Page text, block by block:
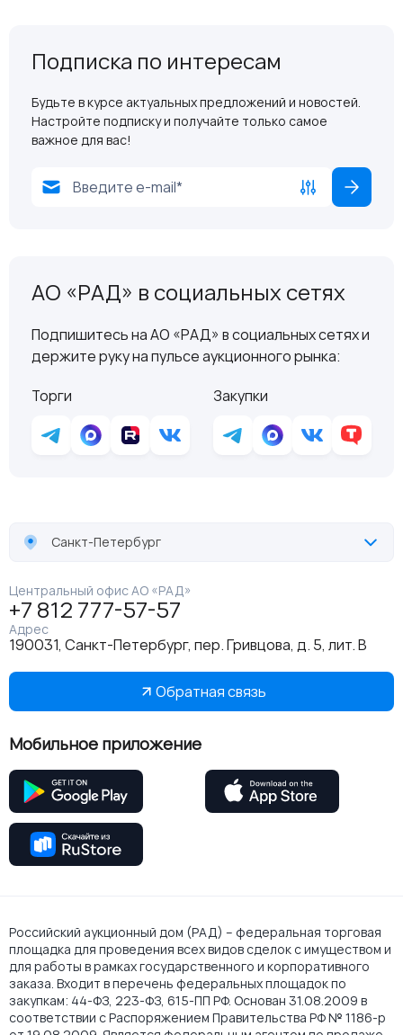
Подписка по интересам
Будьте в курсе актуальных предложений и новостей.
Настройте подписку и получайте только самое
важное для вас!
АО «РАД» в социальных сетях
Подпишитесь на АО «РАД» в социальных сетях и
держите руку на пульсе аукционного рынка:
Торги
Закупки
Санкт-Петербург
Центральный офис АО «РАД»
+7 812 777-57-57
Адрес
190031, Санкт-Петербург, пер. Гривцова, д. 5, лит. В
Обратная связь
Мобильное приложение
Российский аукционный дом (РАД) – федеральная торговая
площадка для проведения всех видов сделок с имуществом и
для работы в рамках государственного и корпоративного
заказа. Входит в перечень федеральных площадок по
закупкам: 44-ФЗ, 223-ФЗ, 615-ПП РФ. Основан 31.08.2009 в
соответствии с Распоряжением Правительства РФ № 1186-р